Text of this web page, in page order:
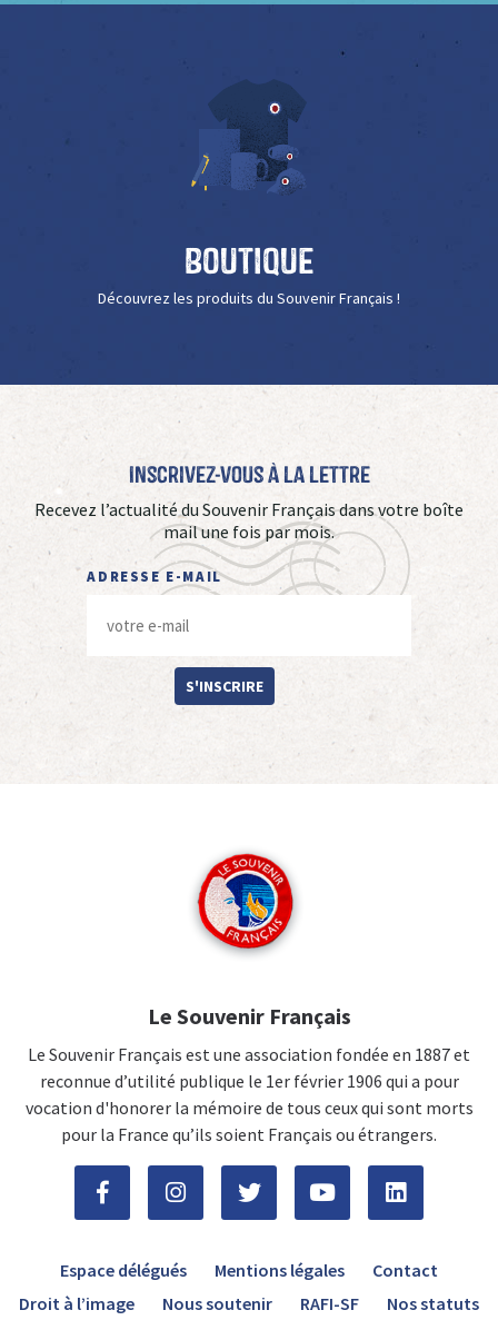
Boutique
Découvrez les produits du Souvenir Français !
Inscrivez-vous à La Lettre
Recevez l’actualité du Souvenir Français dans votre boîte
mail une fois par mois.
ADRESSE E-MAIL
S'INSCRIRE
Le Souvenir Français
Le Souvenir Français est une association fondée en 1887 et
reconnue d’utilité publique le 1er février 1906 qui a pour
vocation d'honorer la mémoire de tous ceux qui sont morts
pour la France qu’ils soient Français ou étrangers.
Espace délégués Mentions légales
Contact
Droit à l’image
Nous soutenir RAFI-SF Nos statuts